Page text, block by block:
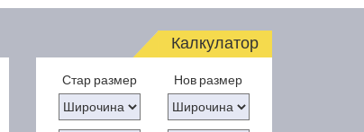
Калкулатор
Стар размер Нов размер